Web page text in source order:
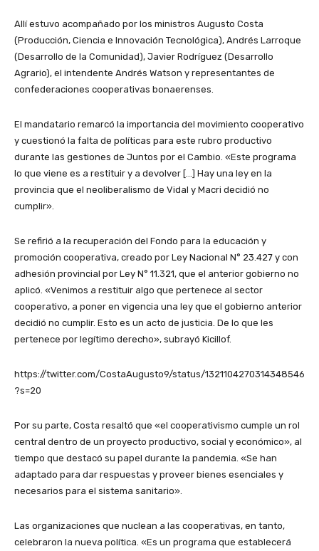
Allí estuvo acompañado por los ministros Augusto Costa
(Producción, Ciencia e Innovación Tecnológica), Andrés Larroque
(Desarrollo de la Comunidad), Javier Rodríguez (Desarrollo
Agrario), el intendente Andrés Watson y representantes de
confederaciones cooperativas bonaerenses.
El mandatario remarcó la importancia del movimiento cooperativo
y cuestionó la falta de políticas para este rubro productivo
durante las gestiones de Juntos por el Cambio. «Este programa
lo que viene es a restituir y a devolver […] Hay una ley en la
provincia que el neoliberalismo de Vidal y Macri decidió no
cumplir».
Se refirió a la recuperación del Fondo para la educación y
promoción cooperativa, creado por Ley Nacional N° 23.427 y con
adhesión provincial por Ley N° 11.321, que el anterior gobierno no
aplicó. «Venimos a restituir algo que pertenece al sector
cooperativo, a poner en vigencia una ley que el gobierno anterior
decidió no cumplir. Esto es un acto de justicia. De lo que les
pertenece por legítimo derecho», subrayó Kicillof.
https://twitter.com/CostaAugusto9/status/1321104270314348546
?s=20
Por su parte, Costa resaltó que «el cooperativismo cumple un rol
central dentro de un proyecto productivo, social y económico», al
tiempo que destacó su papel durante la pandemia. «Se han
adaptado para dar respuestas y proveer bienes esenciales y
necesarios para el sistema sanitario».
Las organizaciones que nuclean a las cooperativas, en tanto,
celebraron la nueva política. «Es un programa que establecerá